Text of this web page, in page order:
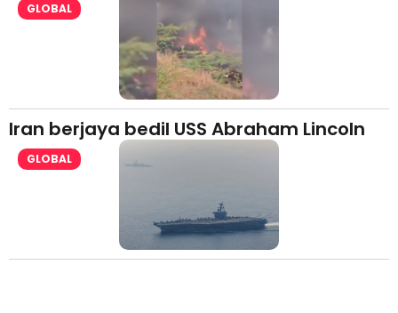
GLOBAL
Iran berjaya bedil USS Abraham Lincoln
GLOBAL